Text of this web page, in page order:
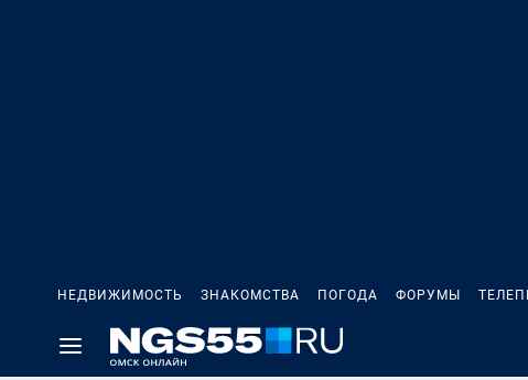
НЕДВИЖИМОСТЬ ЗНАКОМСТВА ПОГОДА ФОРУМЫ